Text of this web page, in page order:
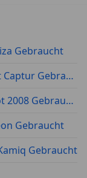
Gebraucht
Renault Captur Gebraucht
Peugeot 2008 Gebraucht
Gebraucht
Gebraucht